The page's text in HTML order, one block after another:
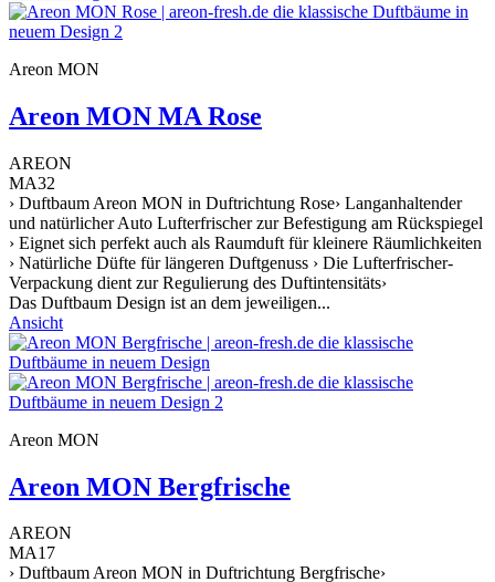
Areon MON
Areon MON MA Rose
AREON
MA32
› Duftbaum Areon MON in Duftrichtung Rose› Langanhaltender
und natürlicher Auto Lufterfrischer zur Befestigung am Rückspiegel
› Eignet sich perfekt auch als Raumduft für kleinere Räumlichkeiten
› Natürliche Düfte für längeren Duftgenuss › Die Lufterfrischer-
Verpackung dient zur Regulierung des Duftintensitäts›
Das Duftbaum Design ist an dem jeweiligen...
Ansicht
Areon MON
Areon MON Bergfrische
AREON
MA17
› Duftbaum Areon MON in Duftrichtung Bergfrische›